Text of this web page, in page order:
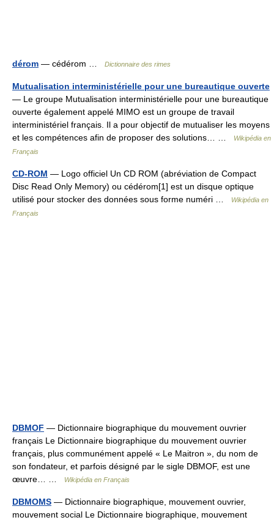
dérom — cédérom … Dictionnaire des rimes
Mutualisation interministérielle pour une bureautique ouverte
— Le groupe Mutualisation interministérielle pour une bureautique
ouverte également appelé MIMO est un groupe de travail
interministériel français. Il a pour objectif de mutualiser les moyens
et les compétences afin de proposer des solutions… …
Wikipédia en
Français
CD-ROM — Logo officiel Un CD ROM (abréviation de Compact
Disc Read Only Memory) ou cédérom[1] est un disque optique
utilisé pour stocker des données sous forme numéri …
Wikipédia en
Français
DBMOF — Dictionnaire biographique du mouvement ouvrier
français Le Dictionnaire biographique du mouvement ouvrier
français, plus communément appelé « Le Maitron », du nom de
son fondateur, et parfois désigné par le sigle DBMOF, est une
œuvre… …
Wikipédia en Français
DBMOMS — Dictionnaire biographique, mouvement ouvrier,
mouvement social Le Dictionnaire biographique, mouvement